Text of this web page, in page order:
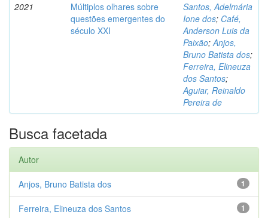
2021
Múltiplos olhares sobre
questões emergentes do
século XXI
Santos, Adelmária
Ione dos; Café,
Anderson Luis da
Paixão;Anjos,
Bruno Batista dos;
Ferreira, Elineuza
dos Santos;
Aguiar, Reinaldo
Pereira de
Busca facetada
Autor
1
Anjos, Bruno Batista dos
1
Ferreira, Elineuza dos Santos